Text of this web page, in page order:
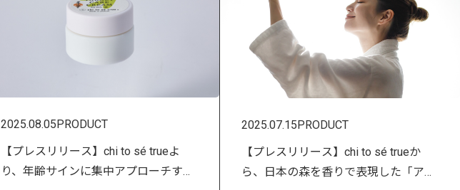
2025.08.05 PRODUCT
【プレスリリース】chi to sé trueよ
り、年齢サインに集中アプローチする
2025.07.15PRODUCT
【プレスリリース】chi to sé trueか
ら、日本の森を香りで表現した「アロ